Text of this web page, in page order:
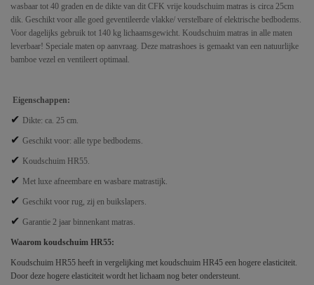
wasbaar tot 40 graden en de dikte van dit CFK vrije koudschuim matras is circa 25cm
dik. Geschikt voor alle goed geventileerde vlakke/ verstelbare of elektrische bedbodems.
Voor dagelijks gebruik tot 140 kg lichaamsgewicht. Koudschuim matras in alle maten
leverbaar! Speciale maten op aanvraag. Deze matrashoes is gemaakt van een natuurlijke
bamboe vezel en ventileert optimaal.
Eigenschappen:
✔ Dikte: ca. 25 cm.
✔ Geschikt voor: alle type bedbodems.
✔ Koudschuim HR55.
✔ Met luxe afneembare en wasbare matrastijk.
✔ Geschikt voor rug, zij en buikslapers.
✔ Garantie 2 jaar binnenkant matras.
Waarom koudschuim HR55:
Koudschuim HR55 heeft in vergelijking met koudschuim HR45 een hogere elasticiteit.
Door deze hogere elasticiteit wordt het lichaam nog beter ondersteunt.